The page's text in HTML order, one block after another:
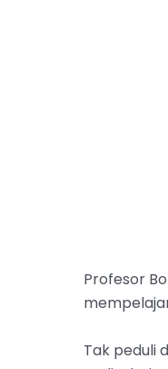
Profesor
Tak peduli